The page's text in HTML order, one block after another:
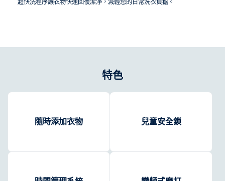
超快洗程序讓衣物快速回復潔淨，減輕您的日常洗衣負擔。
特色
隨時添加衣物 兒童安全鎖